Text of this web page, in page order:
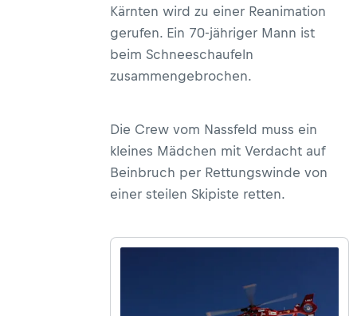
Kärnten wird zu einer Reanimation
gerufen. Ein 70-jähriger Mann ist
beim Schneeschaufeln
zusammengebrochen.
Die Crew vom Nassfeld muss ein
kleines Mädchen mit Verdacht auf
Beinbruch per Rettungswinde von
einer steilen Skipiste retten.